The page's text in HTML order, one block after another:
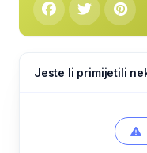
Jeste li primijetili